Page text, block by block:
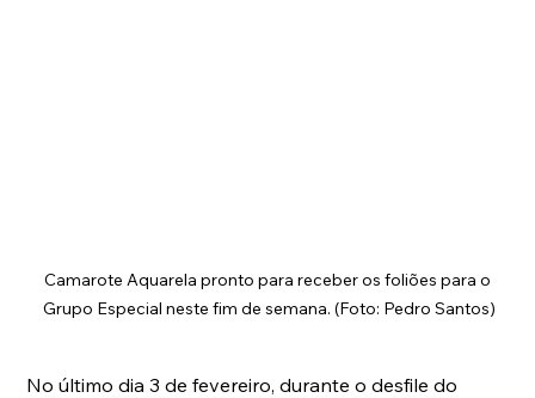
Camarote Aquarela pronto para receber os foliões para o
Grupo Especial neste fim de semana. (Foto: Pedro Santos)
No último dia 3 de fevereiro, durante o desfile do